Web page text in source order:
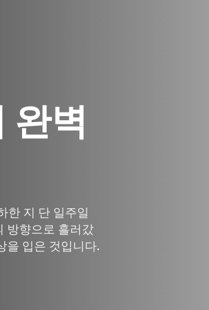
완벽
한 지 단 일주일
방향으로 흘러갔
을 입은 것입니다.